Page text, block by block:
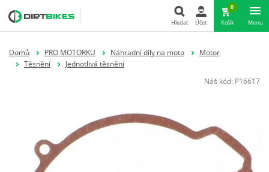
Hledat Účet
0
Košík Menu
Domů PRO MOTORKU Náhradní díly na moto
Motor
Těsnění
Jednotlivá těsnění
Náš kód: P16617